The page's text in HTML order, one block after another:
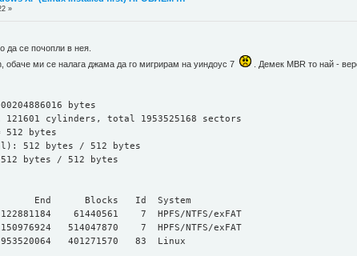
»
да се почопли в нея.
обаче ми се налага джама да го мигрирам на уиндоус 7
. Демек MBR то най -
bytes
cylinders, total 1953525168 sectors
bytes
512 bytes / 512 bytes
bytes / 512 bytes
Blocks Id System
61440561 7 HPFS/NTFS/exFAT
514047870 7 HPFS/NTFS/exFAT
401271570 83 Linux